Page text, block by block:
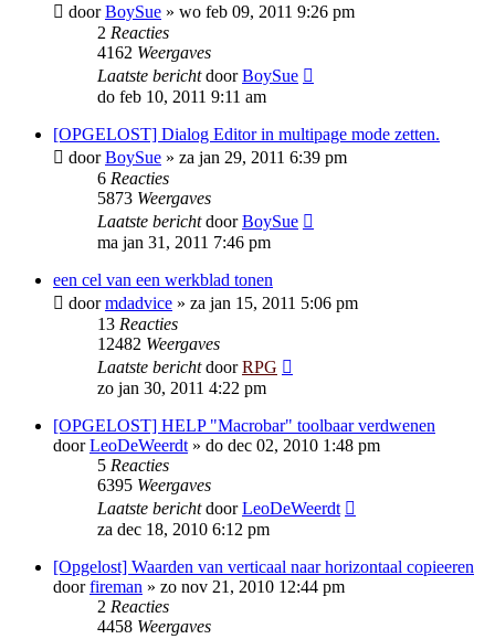
doorBoySue » wo feb 09, 2011 9:26 pm
2 Reacties
4162 Weergaves
Laatste berichtdoorBoySue
do feb 10, 2011 9:11 am
[OPGELOST] Dialog Editor in multipage mode zetten.
doorBoySue » za jan 29, 2011 6:39 pm
6 Reacties
5873 Weergaves
Laatste berichtdoorBoySue
ma jan 31, 2011 7:46 pm
een cel van een werkblad tonen
doormdadvice » za jan 15, 2011 5:06 pm
13 Reacties
12482 Weergaves
Laatste berichtdoorRPG
zo jan 30, 2011 4:22 pm
[OPGELOST] HELP "Macrobar" toolbaar verdwenen
doorLeoDeWeerdt » do dec 02, 2010 1:48 pm
5 Reacties
6395 Weergaves
Laatste berichtdoorLeoDeWeerdt
za dec 18, 2010 6:12 pm
[Opgelost] Waarden van verticaal naar horizontaal copieeren
doorfireman » zo nov 21, 2010 12:44 pm
2 Reacties
4458 Weergaves